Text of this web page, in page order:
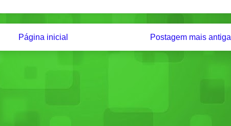
Postagem mais antiga
Página inicial